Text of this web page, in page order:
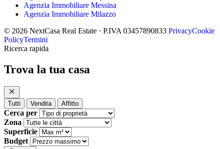
Agenzia Immobiliare Messina
Agenzia Immobiliare Milazzo
© 2026 NextCasa Real Estate · P.IVA 03457890833 PrivacyCookie
PolicyTermini
Ricerca rapida
Trova la tua casa
Tutti Vendita Affitto
Cerca per
Zona
Superficie
Budget